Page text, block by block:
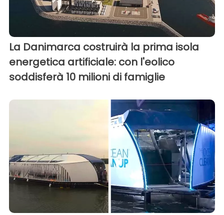
La Danimarca costruirà la prima isola
energetica artificiale: con l'eolico
soddisferà 10 milioni di famiglie